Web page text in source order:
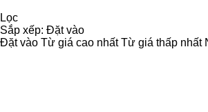
Lọc
Sắp xếp: Đặt vào
Đặt vào Từ giá cao nhất Từ giá thấp nhất